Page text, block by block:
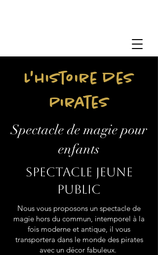
L'histoire des
Pirates
Spectacle de magie pour
enfants
Spectacle jeune
public
Nous vous proposons un spectacle de
magie hors du commun, intemporel à la
fois moderne et antique, il vous
transportera dans le monde des pirates
avec un décor fabuleux.